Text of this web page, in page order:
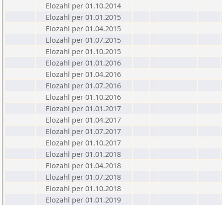
Elozahl per 01.10.2014
Elozahl per 01.01.2015
Elozahl per 01.04.2015
Elozahl per 01.07.2015
Elozahl per 01.10.2015
Elozahl per 01.01.2016
Elozahl per 01.04.2016
Elozahl per 01.07.2016
Elozahl per 01.10.2016
Elozahl per 01.01.2017
Elozahl per 01.04.2017
Elozahl per 01.07.2017
Elozahl per 01.10.2017
Elozahl per 01.01.2018
Elozahl per 01.04.2018
Elozahl per 01.07.2018
Elozahl per 01.10.2018
Elozahl per 01.01.2019